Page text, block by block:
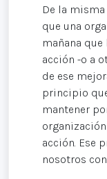
De la
que una
mañana que
acción -o a
de ese
principio
mantener
acción. Ese
nosotros